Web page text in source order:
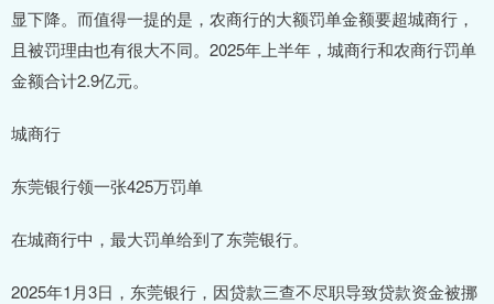
显下降。而值得一提的是，农商行的大额罚单金额要超城商行，
且被罚理由也有很大不同。2025年上半年，城商行和农商行罚单
金额合计2.9亿元。
城商行
东莞银行领一张425万罚单
在城商行中，最大罚单给到了东莞银行。
2025年1月3日，东莞银行，因贷款三查不尽职导致贷款资金被挪